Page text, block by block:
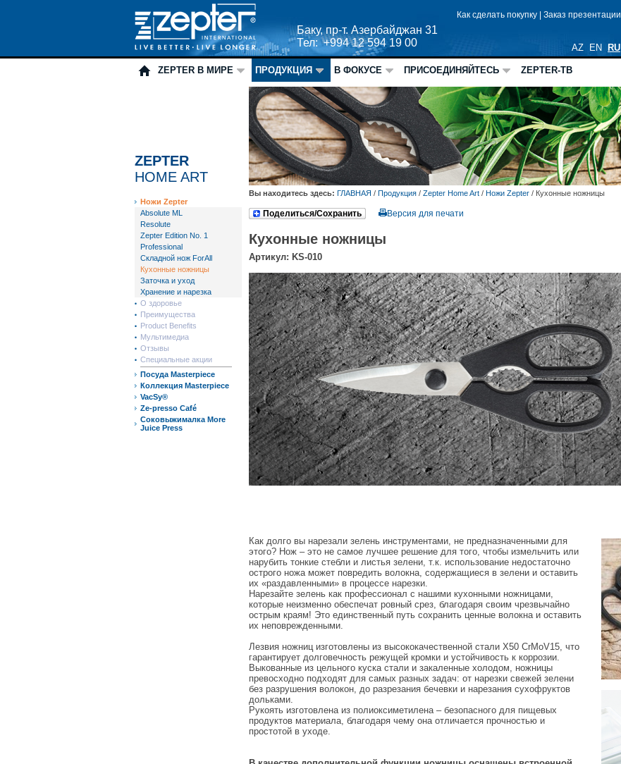
AZ EN RU
Баку, пр-т. Азербайджан 31
Тел: +994 12 594 19 00
Как сделать покупку Заказ презентации
ZEPTER В МИРЕ ПРОДУКЦИЯ В ФОКУСЕ ПРИСОЕДИНЯЙТЕСЬ ZEPTER-ТВ
ZEPTER
HOME ART
Ножи Zepter
Absolute ML
Resolute
Zepter Edition No. 1
Professional
Складной нож ForAll
Кухонные ножницы
Заточка и уход
Хранение и нарезка
О здоровье
Преимущества
Product Benefits
Мультимедиа
Отзывы
Специальные акции
Посуда Masterpiece
Коллекция Masterpiece
VacSy®
Ze-presso Café
Соковыжималка More
Juice Press
Вы находитесь здесь: ГЛАВНАЯ / Продукция / Zepter Home Art / Ножи Zepter / Кухонные ножницы
Поделиться/Сохранить Версия для печати
Кухонные ножницы
Артикул: KS-010
Как долго вы нарезали зелень инструментами, не предназначенными для
этого? Нож – это не самое лучшее решение для того, чтобы измельчить или
нарубить тонкие стебли и листья зелени, т.к. использование недостаточно
острого ножа может повредить волокна, содержащиеся в зелени и оставить
их «раздавленными» в процессе нарезки.
Нарезайте зелень как профессионал с нашими кухонными ножницами,
которые неизменно обеспечат ровный срез, благодаря своим чрезвычайно
острым краям! Это единственный путь сохранить ценные волокна и оставить
их неповрежденными.
Лезвия ножниц изготовлены из высококачественной стали X50 CrMoV15, что
гарантирует долговечность режущей кромки и устойчивость к коррозии.
Выкованные из цельного куска стали и закаленные холодом, ножницы
превосходно подходят для самых разных задач: от нарезки свежей зелени
без разрушения волокон, до разрезания бечевки и нарезания сухофруктов
дольками.
Рукоять изготовлена из полиоксиметилена – безопасного для пищевых
продуктов материала, благодаря чему она отличается прочностью и
простотой в уходе.